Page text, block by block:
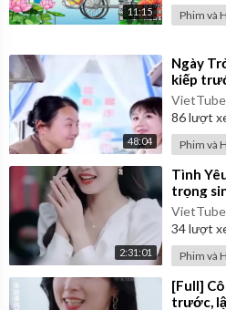
11:15 Phim và
48:04
⁣Ngày
kiếp
mệnh
86lượt
Phim và
2:31:01
⁣Tình
trọng
liền chia
34lượt
Phim và
⁣[Full]
trước,